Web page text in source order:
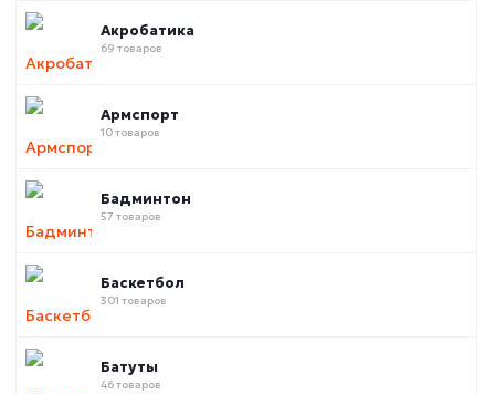
Акробатика
69 товаров
Армспорт
10 товаров
Бадминтон
57 товаров
Баскетбол
301 товаров
Батуты
46 товаров